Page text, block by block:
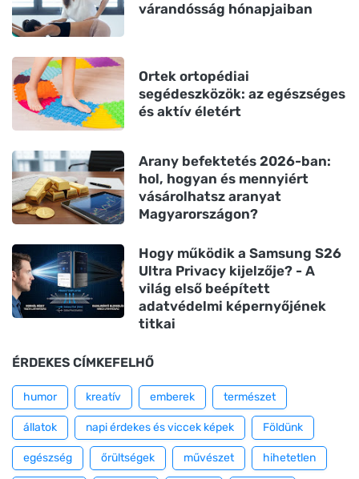
várandósság hónapjaiban
Ortek ortopédiai
segédeszközök: az egészséges
és aktív életért
Arany befektetés 2026-ban:
hol, hogyan és mennyiért
vásárolhatsz aranyat
Magyarországon?
Hogy működik a Samsung S26
Ultra Privacy kijelzője? - A
világ első beépített
adatvédelmi képernyőjének
titkai
ÉRDEKES CÍMKEFELHŐ
humor kreatív emberek természet
állatok napi érdekes és viccek képek Földünk
egészség őrültségek művészet hihetetlen